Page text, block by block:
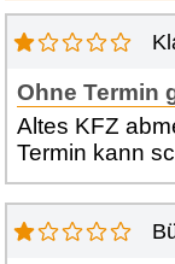
Ohne Termin
Altes KFZ
Termin kann